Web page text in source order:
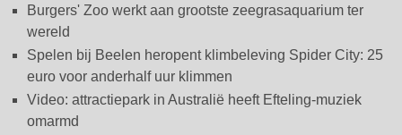
Burgers' Zoo werkt aan grootste zeegrasaquarium ter
wereld
Spelen bij Beelen heropent klimbeleving Spider City: 25
euro voor anderhalf uur klimmen
Video: attractiepark in Australië heeft Efteling-muziek
omarmd